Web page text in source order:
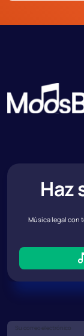
Haz
Música legal con
Su correo electrónico